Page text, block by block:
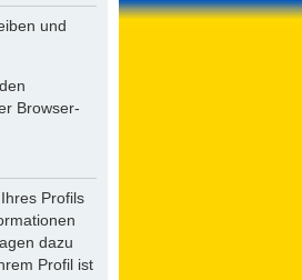
und
Browser-
Profils
dazu
Profil ist